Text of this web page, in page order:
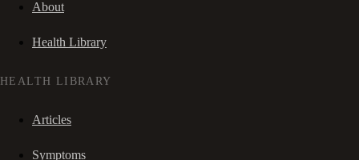
About
Health Library
HEALTH LIBRARY
Articles
Symptoms